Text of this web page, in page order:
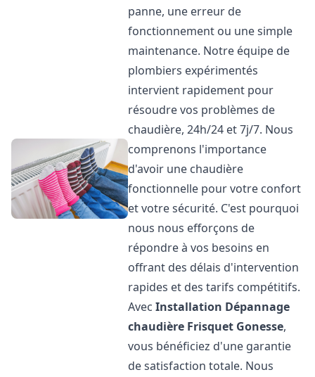
panne, une erreur de
fonctionnement ou une simple
maintenance. Notre équipe de
plombiers expérimentés
intervient rapidement pour
résoudre vos problèmes de
chaudière, 24h/24 et 7j/7. Nous
comprenons l'importance
d'avoir une chaudière
fonctionnelle pour votre confort
et votre sécurité. C'est pourquoi
nous nous efforçons de
répondre à vos besoins en
offrant des délais d'intervention
rapides et des tarifs compétitifs.
AvecInstallation Dépannage
chaudière Frisquet Gonesse,
vous bénéficiez d'une garantie
de satisfaction totale. Nous